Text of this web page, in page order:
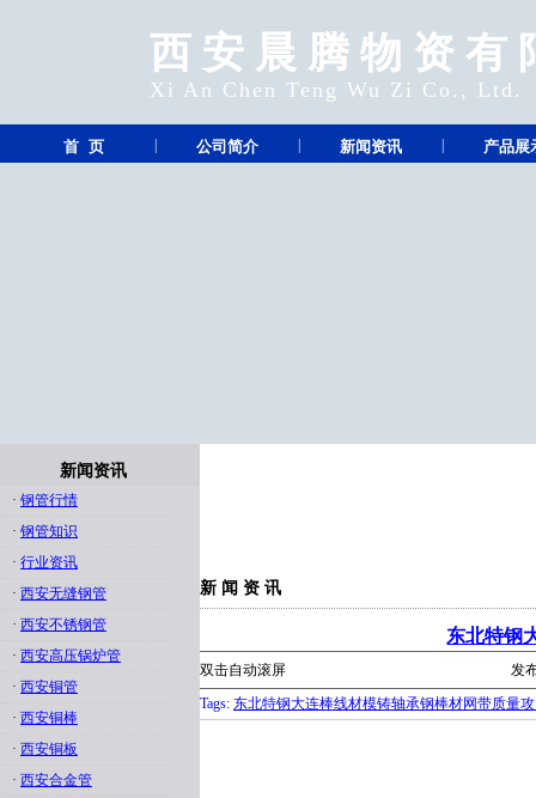
西安晨腾物资有
Xi An Chen Teng Wu Zi Co., Ltd.
首 页 公司简介 新闻资讯 产品展
新闻资讯
· 钢管行情
· 钢管知识
· 行业资讯
· 西安无缝钢管
· 西安不锈钢管
· 西安高压锅炉管
· 西安铜管
· 西安铜棒
· 西安铜板
· 西安合金管
新 闻 资 讯
东北特钢
双击自动滚屏
发
Tags: 东北特钢大连棒线材模铸轴承钢棒材网带质量